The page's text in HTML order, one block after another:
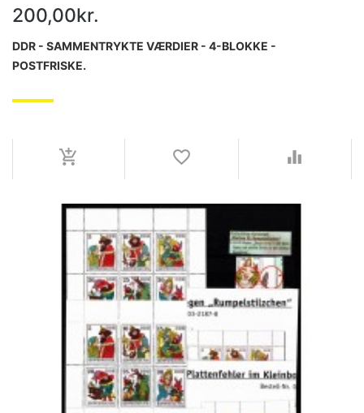
200,00kr.
DDR - SAMMENTRYKTE VÆRDIER - 4-BLOKKE -
POSTFRISKE.